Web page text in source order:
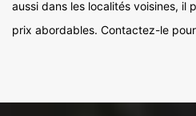
aussi dans les localités voisines, il
prix abordables. Contactez-le